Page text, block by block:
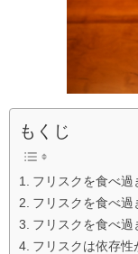
もくじ
フリスクを食べ過
フリスクを食べ過
フリスクを食べ過
フリスクは依存性